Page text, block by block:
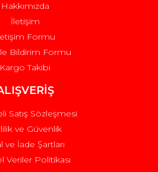
Hakkımızda
İletişim
Formu
Bildirim Formu
Kargo Takibi
Satış Sözleşmesi
ve Güvenlik
ve İade Şartları
Veriler Politikası